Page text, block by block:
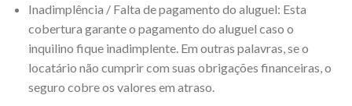
Inadimplência / Falta de pagamento do aluguel: Esta
cobertura garante o pagamento do aluguel caso o
inquilino fique inadimplente. Em outras palavras, se o
locatário não cumprir com suas obrigações financeiras, o
seguro cobre os valores em atraso.